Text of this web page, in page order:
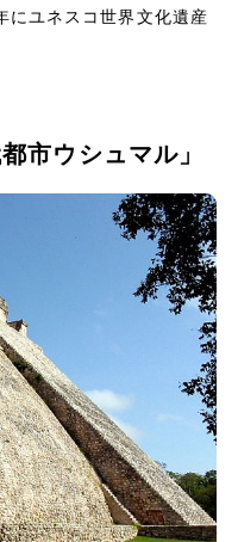
ユネスコ世界文化遺産
市ウシュマル」